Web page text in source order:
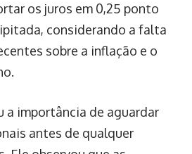
os juros em 0,25 ponto
considerando a falta
sobre a inflação e o
a importância de aguardar
antes de qualquer